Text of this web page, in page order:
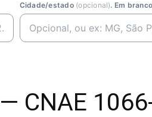
Cidade/estado (opcional). Em
CNAE